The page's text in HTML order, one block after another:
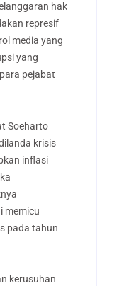
hak
represif
media yang
yang
pejabat
Soeharto
krisis
inflasi
memicu
pada tahun
kerusuhan